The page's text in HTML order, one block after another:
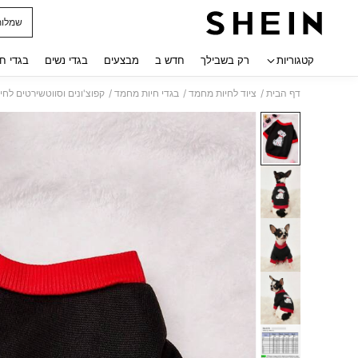
קטגוריות רק בשבילך חדש ב מבצעים בגדי נשים בגדי
דף הבית / ציוד לחיות מחמד / בגדי חיות מחמד / קפוצ'ונים וסווטשירטים